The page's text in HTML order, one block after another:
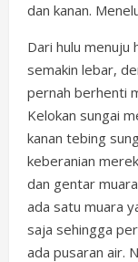
dan kanan.
Dari hulu menuju
semakin lebar,
pernah berhenti
Kelokan sungai
kanan tebing
keberanian
dan gentar
ada satu muara
saja sehingga
ada pusaran air.